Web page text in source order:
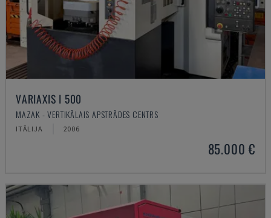
VARIAXIS I 500
MAZAK - VERTIKĀLAIS APSTRĀDES CENTRS
ITĀLIJA 2006
85.000 €